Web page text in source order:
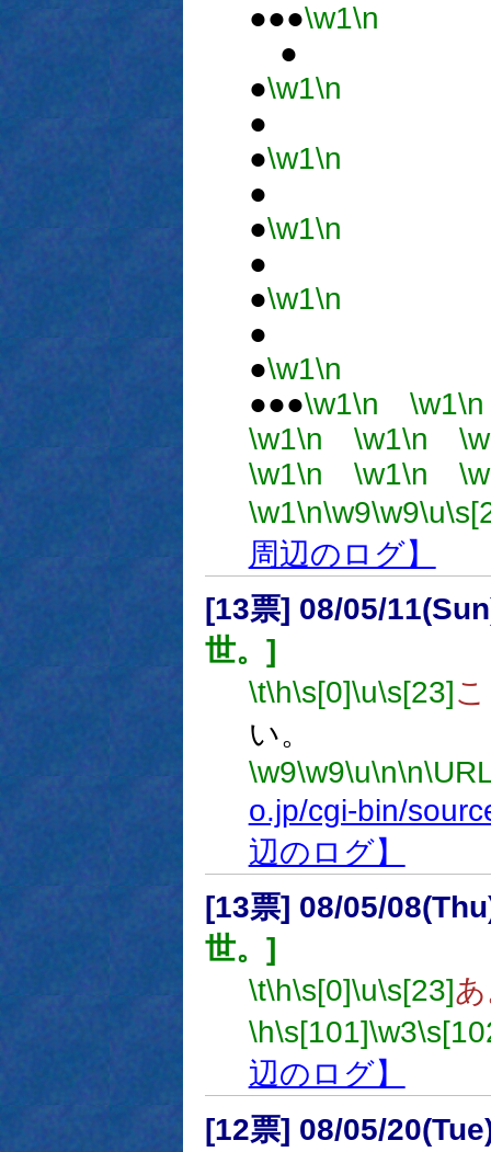
●●●\w1\n
●
●\w1\n
●
●\w1\n
●
●\w1\n
●
●\w1\n
●
●\w1\n
●●●\w1\n \w1\n
\w1\n \w1\n
\w1\n \w1\n
\w1\n\w9\w9\u
周辺のログ】
[13票] 08/05/
世。]
\t\h\s[0]\u\s[23]
い。
\w9\w9\u\n\n
o.jp/cgi-bin/
辺のログ】
[13票] 08/05/
世。]
\t\h\s[0]\u\s[23]
\h\s[101]\w3
辺のログ】
[12票] 08/05/